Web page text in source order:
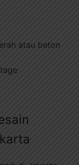
atau beton